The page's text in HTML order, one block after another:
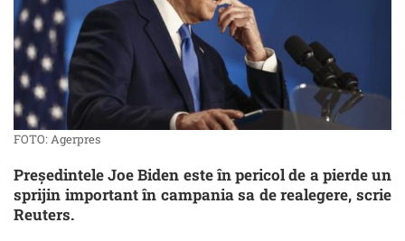
FOTO: Agerpres
Președintele Joe Biden este în pericol de a pierde un
sprijin important în campania sa de realegere, scrie
Reuters.